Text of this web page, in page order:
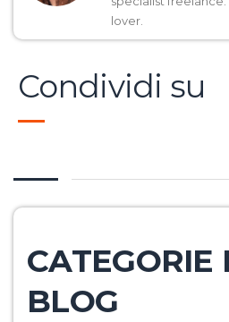
lover.
Condividi su
CATEGORIE
BLOG